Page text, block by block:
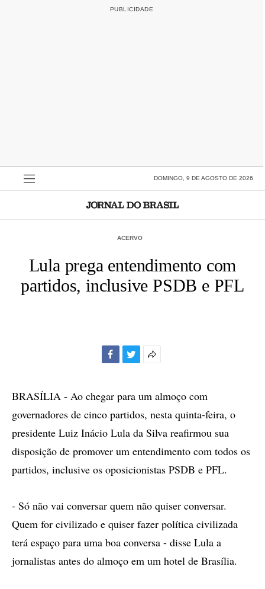
DOMINGO, 9 DE AGOSTO DE 2026
ACERVO
Lula prega entendimento com
partidos, inclusive PSDB e PFL
compartilhamento
BRASÍLIA - Ao chegar para um almoço com
governadores de cinco partidos, nesta quinta-feira, o
presidente Luiz Inácio Lula da Silva reafirmou sua
disposição de promover um entendimento com todos os
partidos, inclusive os oposicionistas PSDB e PFL.
- Só não vai conversar quem não quiser conversar.
Quem for civilizado e quiser fazer política civilizada
terá espaço para uma boa conversa - disse Lula a
jornalistas antes do almoço em um hotel de Brasília.